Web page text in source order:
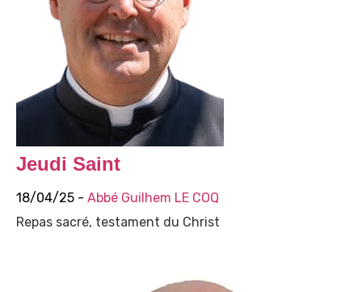
Jeudi Saint
18/04/25 - Abbé Guilhem LE COQ
Repas sacré, testament du Christ